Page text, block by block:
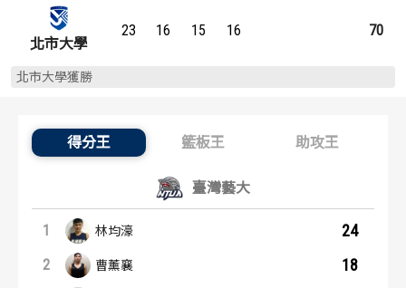
數據統計
數據統計
70
23 16 15 16
北市大學
北市大學獲勝
得分王 籃板王 助攻王
得分王：內容起點
臺灣藝大
1 林均濠 24
2 曹薰襄 18